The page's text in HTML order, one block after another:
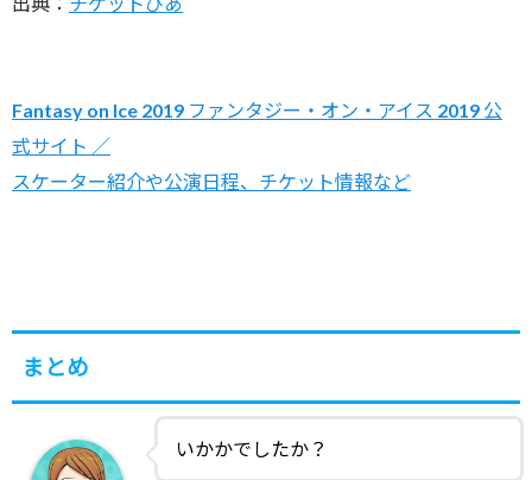
Fantasy on Ice 2019 ファンタジー・オン・アイス 2019 公
式サイト ／
スケーター紹介や公演日程、チケット情報など
まとめ
いかかでしたか？